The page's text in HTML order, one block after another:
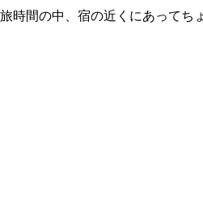
時間の中、宿の近くにあってち